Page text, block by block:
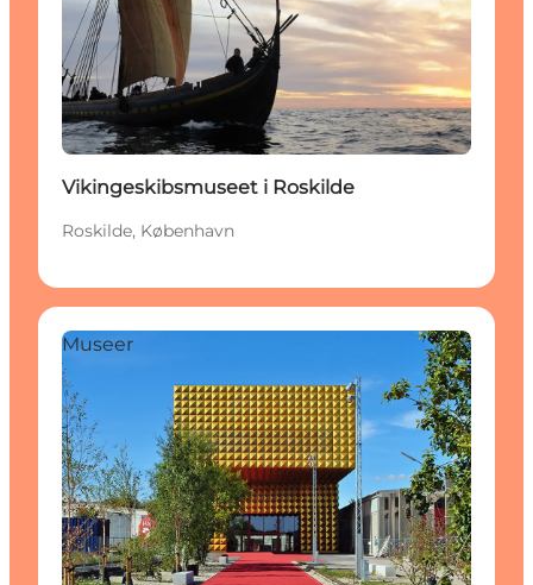
Vikingeskibsmuseet i Roskilde
Roskilde, København
Museer